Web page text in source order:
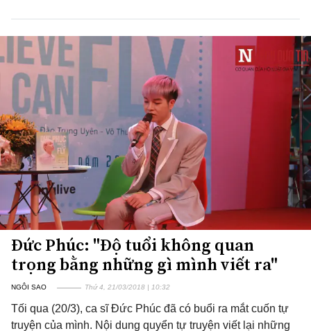
Đức Phúc: "Độ tuổi không quan
trọng bằng những gì mình viết ra"
NGÔI SAO Thứ 4, 21/03/2018 | 10:32
Tối qua (20/3), ca sĩ Đức Phúc đã có buổi ra mắt cuốn tự
truyện của mình. Nội dung quyển tự truyện viết lại những